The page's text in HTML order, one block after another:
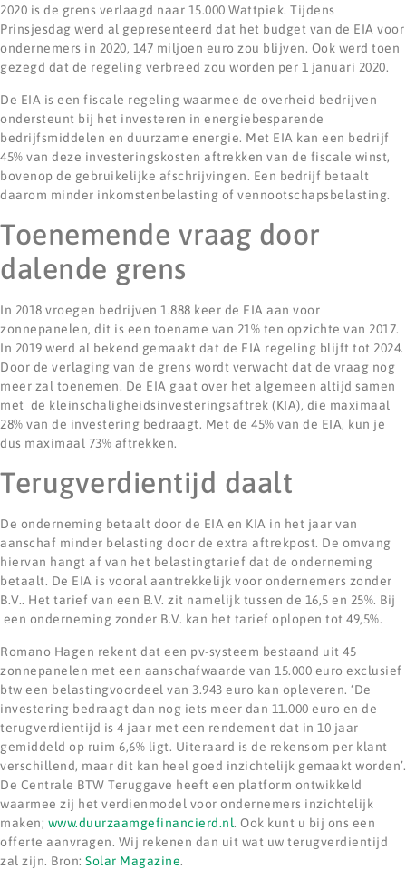
2020 is de grens verlaagd naar 15.000 Wattpiek. Tijdens
Prinsjesdag werd al gepresenteerd dat het budget van de EIA voor
ondernemers in 2020, 147 miljoen euro zou blijven. Ook werd toen
gezegd dat de regeling verbreed zou worden per 1 januari 2020.
De EIA is een fiscale regeling waarmee de overheid bedrijven
ondersteunt bij het investeren in energiebesparende
bedrijfsmiddelen en duurzame energie. Met EIA kan een bedrijf
45% van deze investeringskosten aftrekken van de fiscale winst,
bovenop de gebruikelijke afschrijvingen. Een bedrijf betaalt
daarom minder inkomstenbelasting of vennootschapsbelasting.
Toenemende vraag door
dalende grens
In 2018 vroegen bedrijven 1.888 keer de EIA aan voor
zonnepanelen, dit is een toename van 21% ten opzichte van 2017.
In 2019 werd al bekend gemaakt dat de EIA regeling blijft tot 2024.
Door de verlaging van de grens wordt verwacht dat de vraag nog
meer zal toenemen. De EIA gaat over het algemeen altijd samen
met de kleinschaligheidsinvesteringsaftrek (KIA), die maximaal
28% van de investering bedraagt. Met de 45% van de EIA, kun je
dus maximaal 73% aftrekken.
Terugverdientijd daalt
De onderneming betaalt door de EIA en KIA in het jaar van
aanschaf minder belasting door de extra aftrekpost. De omvang
hiervan hangt af van het belastingtarief dat de onderneming
betaalt. De EIA is vooral aantrekkelijk voor ondernemers zonder
B.V.. Het tarief van een B.V. zit namelijk tussen de 16,5 en 25%. Bij
een onderneming zonder B.V. kan het tarief oplopen tot 49,5%.
Romano Hagen rekent dat een pv-systeem bestaand uit 45
zonnepanelen met een aanschafwaarde van 15.000 euro exclusief
btw een belastingvoordeel van 3.943 euro kan opleveren. ‘De
investering bedraagt dan nog iets meer dan 11.000 euro en de
terugverdientijd is 4 jaar met een rendement dat in 10 jaar
gemiddeld op ruim 6,6% ligt. Uiteraard is de rekensom per klant
verschillend, maar dit kan heel goed inzichtelijk gemaakt worden’.
De Centrale BTW Teruggave heeft een platform ontwikkeld
waarmee zij het verdienmodel voor ondernemers inzichtelijk
maken; www.duurzaamgefinancierd.nl. Ook kunt u bij ons een
offerte aanvragen. Wij rekenen dan uit wat uw terugverdientijd
zal zijn. Bron: Solar Magazine.